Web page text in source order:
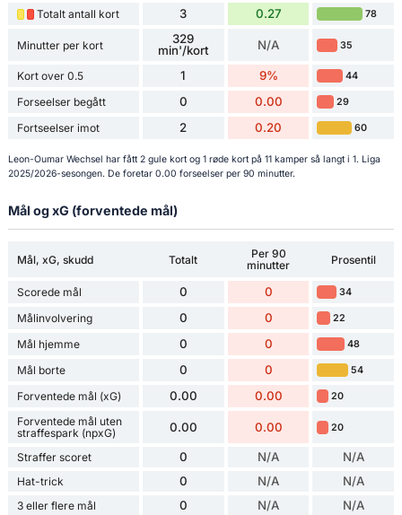
Totalt antall kort 3 0.27 78
Minutter per kort
329
min'/kort
N/A 35
Kort over 0.5 1 9% 44
Forseelser begått 0 0.00 29
Fortseelser imot 2 0.20 60
Leon-Oumar Wechsel har fått 2 gule kort og 1 røde kort på 11 kamper så langt i 1. Liga
2025/2026-sesongen. De foretar 0.00 forseelser per 90 minutter.
Mål og xG (forventede mål)
Mål, xG, skudd Totalt
Per 90
minutter
Prosentil
Scorede mål 0 0 34
Målinvolvering 0 0 22
Mål hjemme 0 0 48
Mål borte 0 0 54
Forventede mål (xG) 0.00 0.00 20
Forventede mål uten
straffespark (npxG)
0.00 0.00 20
Straffer scoret 0 N/A N/A
Hat-trick 0 N/A N/A
3 eller flere mål 0 N/A N/A